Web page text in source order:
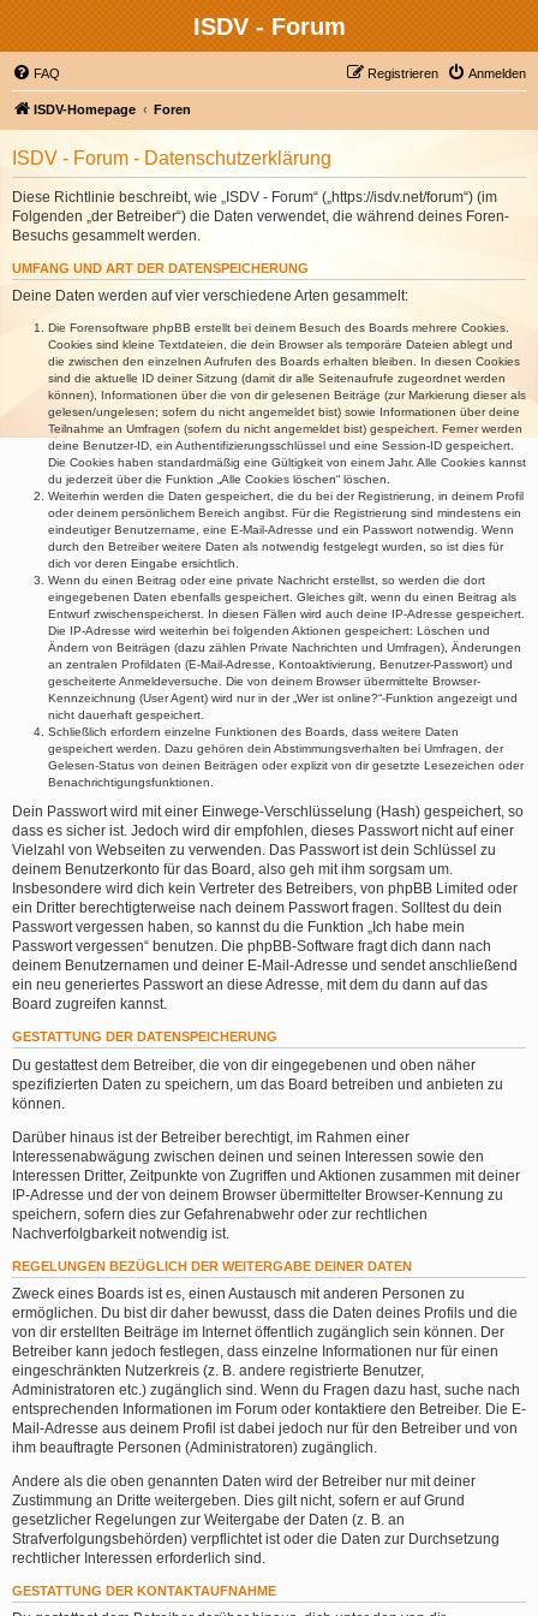
ISDV - Forum
FAQ Anmelden
Registrieren
ISDV-Homepage Foren
ISDV - Forum - Datenschutzerklärung
Diese Richtlinie beschreibt, wie „ISDV - Forum“ („https://isdv.net/forum“) (im
Folgenden „der Betreiber“) die Daten verwendet, die während deines Foren-
Besuchs gesammelt werden.
UMFANG UND ART DER DATENSPEICHERUNG
Deine Daten werden auf vier verschiedene Arten gesammelt:
Die Forensoftware phpBB erstellt bei deinem Besuch des Boards mehrere Cookies.
Cookies sind kleine Textdateien, die dein Browser als temporäre Dateien ablegt und
die zwischen den einzelnen Aufrufen des Boards erhalten bleiben. In diesen Cookies
sind die aktuelle ID deiner Sitzung (damit dir alle Seitenaufrufe zugeordnet werden
können), Informationen über die von dir gelesenen Beiträge (zur Markierung dieser als
gelesen/ungelesen; sofern du nicht angemeldet bist) sowie Informationen über deine
Teilnahme an Umfragen (sofern du nicht angemeldet bist) gespeichert. Ferner werden
deine Benutzer-ID, ein Authentifizierungsschlüssel und eine Session-ID gespeichert.
Die Cookies haben standardmäßig eine Gültigkeit von einem Jahr. Alle Cookies kannst
du jederzeit über die Funktion „Alle Cookies löschen“ löschen.
Weiterhin werden die Daten gespeichert, die du bei der Registrierung, in deinem Profil
oder deinem persönlichem Bereich angibst. Für die Registrierung sind mindestens ein
eindeutiger Benutzername, eine E-Mail-Adresse und ein Passwort notwendig. Wenn
durch den Betreiber weitere Daten als notwendig festgelegt wurden, so ist dies für
dich vor deren Eingabe ersichtlich.
Wenn du einen Beitrag oder eine private Nachricht erstellst, so werden die dort
eingegebenen Daten ebenfalls gespeichert. Gleiches gilt, wenn du einen Beitrag als
Entwurf zwischenspeicherst. In diesen Fällen wird auch deine IP-Adresse gespeichert.
Die IP-Adresse wird weiterhin bei folgenden Aktionen gespeichert: Löschen und
Ändern von Beiträgen (dazu zählen Private Nachrichten und Umfragen), Änderungen
an zentralen Profildaten (E-Mail-Adresse, Kontoaktivierung, Benutzer-Passwort) und
gescheiterte Anmeldeversuche. Die von deinem Browser übermittelte Browser-
Kennzeichnung (User Agent) wird nur in der „Wer ist online?“-Funktion angezeigt und
nicht dauerhaft gespeichert.
Schließlich erfordern einzelne Funktionen des Boards, dass weitere Daten
gespeichert werden. Dazu gehören dein Abstimmungsverhalten bei Umfragen, der
Gelesen-Status von deinen Beiträgen oder explizit von dir gesetzte Lesezeichen oder
Benachrichtigungsfunktionen.
Dein Passwort wird mit einer Einwege-Verschlüsselung (Hash) gespeichert, so
dass es sicher ist. Jedoch wird dir empfohlen, dieses Passwort nicht auf einer
Vielzahl von Webseiten zu verwenden. Das Passwort ist dein Schlüssel zu
deinem Benutzerkonto für das Board, also geh mit ihm sorgsam um.
Insbesondere wird dich kein Vertreter des Betreibers, von phpBB Limited oder
ein Dritter berechtigterweise nach deinem Passwort fragen. Solltest du dein
Passwort vergessen haben, so kannst du die Funktion „Ich habe mein
Passwort vergessen“ benutzen. Die phpBB-Software fragt dich dann nach
deinem Benutzernamen und deiner E-Mail-Adresse und sendet anschließend
ein neu generiertes Passwort an diese Adresse, mit dem du dann auf das
Board zugreifen kannst.
GESTATTUNG DER DATENSPEICHERUNG
Du gestattest dem Betreiber, die von dir eingegebenen und oben näher
spezifizierten Daten zu speichern, um das Board betreiben und anbieten zu
können.
Darüber hinaus ist der Betreiber berechtigt, im Rahmen einer
Interessenabwägung zwischen deinen und seinen Interessen sowie den
Interessen Dritter, Zeitpunkte von Zugriffen und Aktionen zusammen mit deiner
IP-Adresse und der von deinem Browser übermittelter Browser-Kennung zu
speichern, sofern dies zur Gefahrenabwehr oder zur rechtlichen
Nachverfolgbarkeit notwendig ist.
REGELUNGEN BEZÜGLICH DER WEITERGABE DEINER DATEN
Zweck eines Boards ist es, einen Austausch mit anderen Personen zu
ermöglichen. Du bist dir daher bewusst, dass die Daten deines Profils und die
von dir erstellten Beiträge im Internet öffentlich zugänglich sein können. Der
Betreiber kann jedoch festlegen, dass einzelne Informationen nur für einen
eingeschränkten Nutzerkreis (z. B. andere registrierte Benutzer,
Administratoren etc.) zugänglich sind. Wenn du Fragen dazu hast, suche nach
entsprechenden Informationen im Forum oder kontaktiere den Betreiber. Die E-
Mail-Adresse aus deinem Profil ist dabei jedoch nur für den Betreiber und von
ihm beauftragte Personen (Administratoren) zugänglich.
Andere als die oben genannten Daten wird der Betreiber nur mit deiner
Zustimmung an Dritte weitergeben. Dies gilt nicht, sofern er auf Grund
gesetzlicher Regelungen zur Weitergabe der Daten (z. B. an
Strafverfolgungsbehörden) verpflichtet ist oder die Daten zur Durchsetzung
rechtlicher Interessen erforderlich sind.
GESTATTUNG DER KONTAKTAUFNAHME